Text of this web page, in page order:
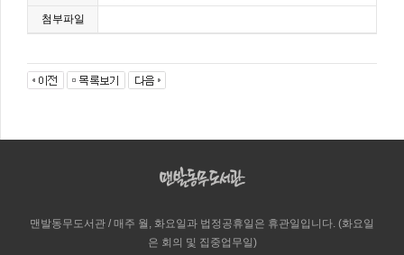
첨부파일
맨발동무도서관 / 매주 월, 화요일과 법정공휴일은 휴관일입니다. (화요일
은 회의 및 집중업무일)